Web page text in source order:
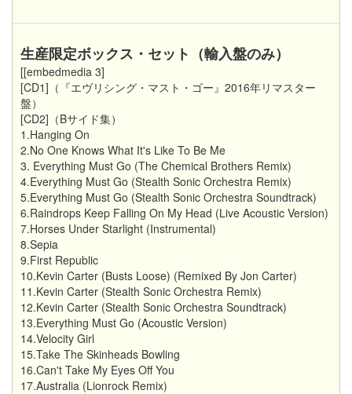
生産限定ボックス・セット（輸入盤のみ）
[[embedmedia 3]
[CD1]（『エヴリシング・マスト・ゴー』2016年リマスター
盤）
[CD2]（Bサイド集）
1.Hanging On
2.No One Knows What It's Like To Be Me
3. Everything Must Go (The Chemical Brothers Remix)
4.Everything Must Go (Stealth Sonic Orchestra Remix)
5.Everything Must Go (Stealth Sonic Orchestra Soundtrack)
6.Raindrops Keep Falling On My Head (Live Acoustic Version)
7.Horses Under Starlight (Instrumental)
8.Sepia
9.First Republic
10.Kevin Carter (Busts Loose) (Remixed By Jon Carter)
11.Kevin Carter (Stealth Sonic Orchestra Remix)
12.Kevin Carter (Stealth Sonic Orchestra Soundtrack)
13.Everything Must Go (Acoustic Version)
14.Velocity Girl
15.Take The Skinheads Bowling
16.Can't Take My Eyes Off You
17.Australia (Lionrock Remix)